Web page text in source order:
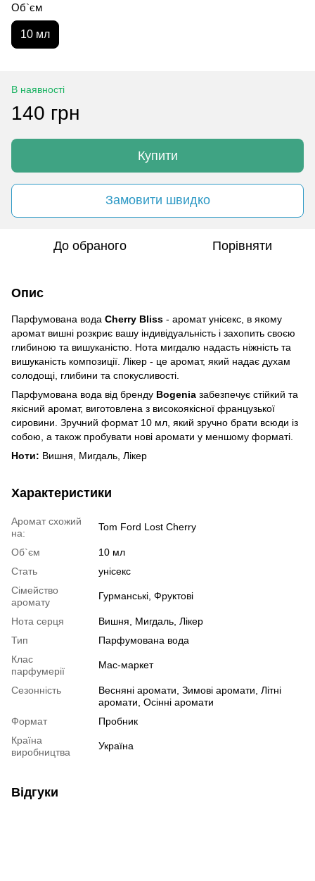
Об`єм
10 мл
В наявності
140 грн
Купити
Замовити швидко
До обраного Порівняти
Опис
Парфумована вода Cherry Bliss - аромат унісекс, в якому
аромат вишні розкриє вашу індивідуальність і захопить своєю
глибиною та вишуканістю. Нота мигдалю надасть ніжність та
вишуканість композиції. Лікер - це аромат, який надає духам
солодощі, глибини та спокусливості.
Парфумована вода від бренду Bogenia забезпечує стійкий та
якісний аромат, виготовлена з високоякісної французької
сировини. Зручний формат 10 мл, який зручно брати всюди із
собою, а також пробувати нові аромати у меншому форматі.
Ноти: Вишня, Мигдаль, Лікер
Характеристики
Аромат схожий
на:
Tom Ford Lost Cherry
Об`єм
10 мл
Стать
унісекс
Сімейство
аромату
Гурманські, Фруктові
Нота серця
Вишня, Мигдаль, Лікер
Тип
Парфумована вода
Клас
парфумерії
Мас-маркет
Сезонність
Весняні аромати, Зимові аромати, Літні
аромати, Осінні аромати
Формат
Пробник
Країна
виробництва
Україна
Відгуки